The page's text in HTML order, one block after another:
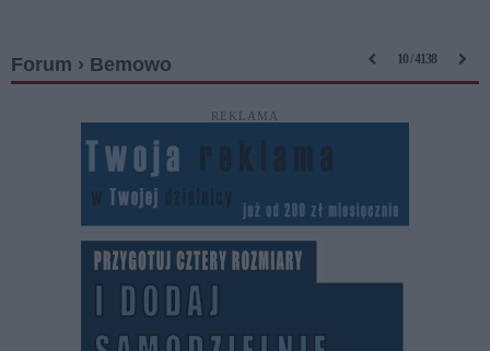
Forum › Bemowo 10 / 4138
REKLAMA